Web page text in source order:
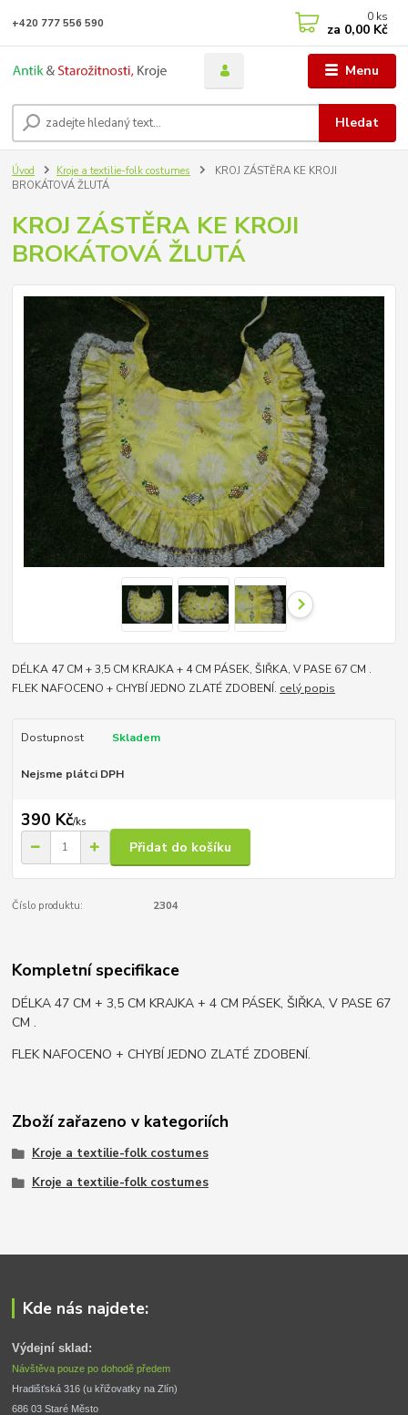
Menu
Hledat
+420 777 556 590 0 ks
za 0,00 Kč
Úvod Kroje a textilie-folk costumes
KROJ ZÁSTĚRA KE KROJI
BROKÁTOVÁ ŽLUTÁ
KROJ ZÁSTĚRA KE KROJI
BROKÁTOVÁ ŽLUTÁ
DÉLKA 47 CM + 3,5 CM KRAJKA + 4 CM PÁSEK, ŠIŘKA, V PASE 67 CM .
FLEK NAFOCENO + CHYBÍ JEDNO ZLATÉ ZDOBENÍ. celý popis
Dostupnost Skladem
Nejsme plátci DPH
390 Kč/ks
Přidat do košíku
Číslo produktu: 2304
Kompletní specifikace
DÉLKA 47 CM + 3,5 CM KRAJKA + 4 CM PÁSEK, ŠIŘKA, V PASE 67
CM .
FLEK NAFOCENO + CHYBÍ JEDNO ZLATÉ ZDOBENÍ.
Zboží zařazeno v kategoriích
Kroje a textilie-folk costumes
Kroje a textilie-folk costumes
Kde nás najdete:
Výdejní sklad:
Návštěva pouze po dohodě předem
Hradišťská 316 (u křižovatky na Zlín)
686 03 Staré Město